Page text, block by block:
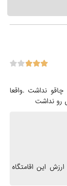
نداشت .واقعا
رو نداشت
این اقامتگاه